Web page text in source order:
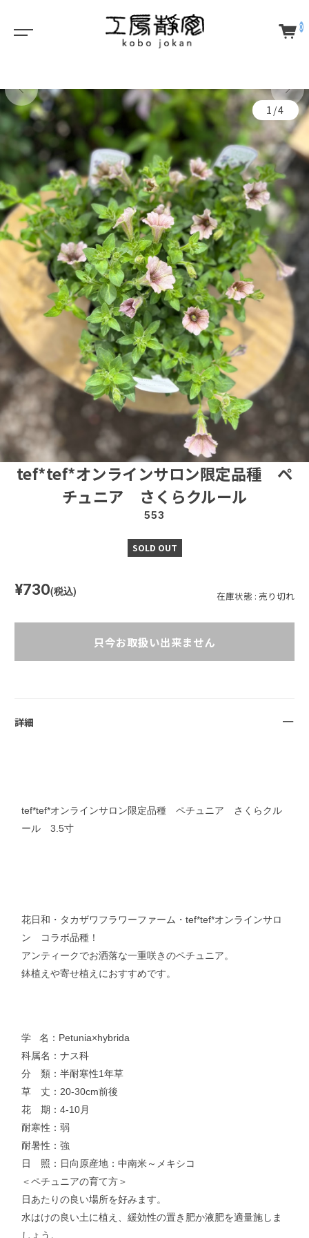
0
1/4
tef*tef*オンラインサロン限定品種 ペ
チュニア さくらクルール
553
SOLD OUT
在庫状態 : 売り切れ
¥730(税込)
只今お取扱い出来ません
詳細
tef*tef*オンラインサロン限定品種 ペチュニア さくらクル
ール 3.5寸
花日和・タカザワフラワーファーム・tef*tef*オンラインサロ
ン コラボ品種！
アンティークでお洒落な一重咲きのペチュニア。
鉢植えや寄せ植えにおすすめです。
学 名：Petunia×hybrida
科属名：ナス科
分 類：半耐寒性1年草
草 丈：20-30cm前後
花 期：4-10月
耐寒性：弱
耐暑性：強
日 照：日向原産地：中南米～メキシコ
＜ペチュニアの育て方＞
日あたりの良い場所を好みます。
水はけの良い土に植え、緩効性の置き肥か液肥を適量施しま
しょう。